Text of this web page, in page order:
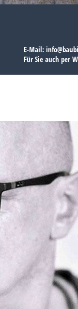
E-Mail:
Für Sie auch per